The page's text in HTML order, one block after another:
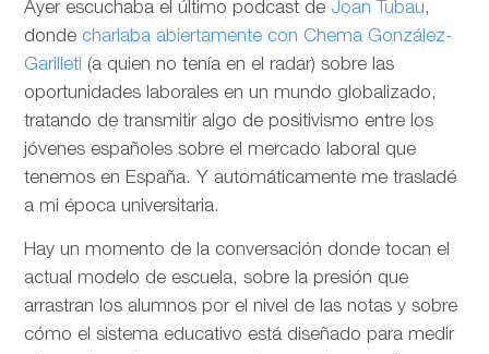
Ayer escuchaba el último podcast de Joan Tubau,
donde charlaba abiertamente con Chema González-
Garilleti (a quien no tenía en el radar) sobre las
oportunidades laborales en un mundo globalizado,
tratando de transmitir algo de positivismo entre los
jóvenes españoles sobre el mercado laboral que
tenemos en España. Y automáticamente me trasladé
a mi época universitaria.
Hay un momento de la conversación donde tocan el
actual modelo de escuela, sobre la presión que
arrastran los alumnos por el nivel de las notas y sobre
cómo el sistema educativo está diseñado para medir